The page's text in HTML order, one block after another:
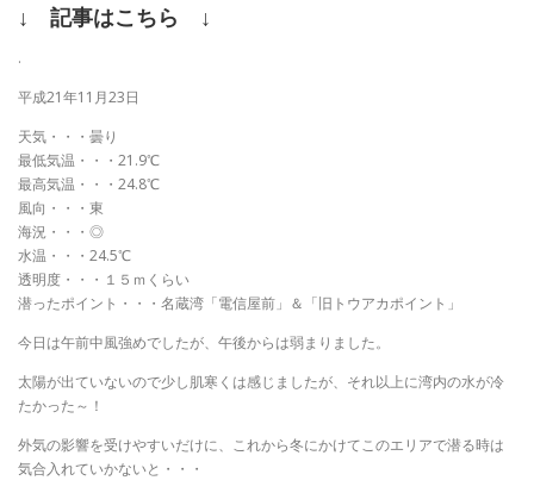
↓ 記事はこちら ↓
.
平成21年11月23日
天気・・・曇り
最低気温・・・21.9℃
最高気温・・・24.8℃
風向・・・東
海況・・・◎
水温・・・24.5℃
透明度・・・１５ｍくらい
潜ったポイント・・・名蔵湾「電信屋前」＆「旧トウアカポイント」
今日は午前中風強めでしたが、午後からは弱まりました。
太陽が出ていないので少し肌寒くは感じましたが、それ以上に湾内の水が冷
たかった～！
外気の影響を受けやすいだけに、これから冬にかけてこのエリアで潜る時は
気合入れていかないと・・・